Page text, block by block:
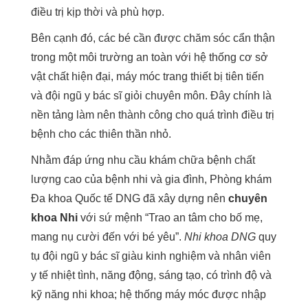
điều trị kịp thời và phù hợp.
Bên cạnh đó, các bé cần được chăm sóc cẩn thận
trong một môi trường an toàn với hệ thống cơ sở
vật chất hiện đại, máy móc trang thiết bị tiên tiến
và đội ngũ y bác sĩ giỏi chuyên môn. Đây chính là
nền tảng làm nên thành công cho quá trình điều trị
bệnh cho các thiên thần nhỏ.
Nhằm đáp ứng nhu cầu khám chữa bệnh chất
lượng cao của bệnh nhi và gia đình, Phòng khám
Đa khoa Quốc tế DNG đã xây dựng nên chuyên
khoa Nhi với sứ mệnh “Trao an tâm cho bố mẹ,
mang nụ cười đến với bé yêu”. Nhi khoa DNG quy
tụ đội ngũ y bác sĩ giàu kinh nghiệm và nhân viên
y tế nhiệt tình, năng động, sáng tạo, có trình độ và
kỹ năng nhi khoa; hệ thống máy móc được nhập